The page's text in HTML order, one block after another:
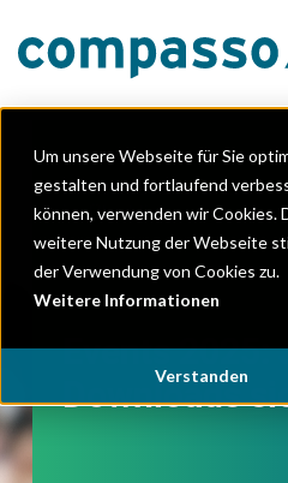
Um unsere Webseite für Sie
gestalten und fortlaufend
können, verwenden wir Cookies.
weitere Nutzung der Webseite
der Verwendung von Cookies zu.
Weitere Informationen
Verstanden
slide
Kostenlose Events 2025
im Überblick
Events 2025:
Downloads